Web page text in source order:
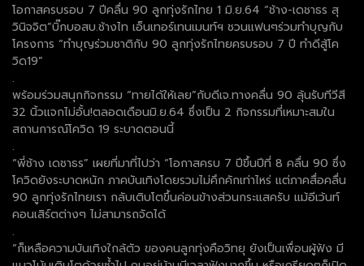
โอกาสครบรอบ 7 ปีคลื่น 90 ลูกทุ่งรักไทย 1 มิ.ย.64 “ช้าง-เดชาธร สุ
วินิจจิต”บิ๊กบอสบ.ช้างไท เอ็นเทอร์เทนเมนท์ฯ ชวนแฟนๆร่วมทำบุญกับ
โครงการ “ทำบุญร่วมชาติกับ 90 ลูกทุ่งรักไทยครบรอบ 7 ปี ทำดีสู้โค
วิด19”
.
พร้อมร่วมสนุกกิจกรรม “ทายได้ให้เลย”กับดีเจ.ทางคลื่น 90 ลุ้นรับทีวีสี
32 นิ้วแจกไม่อั้น!ตลอดเดือนมิ.ย.64 ซึ่งเป็น 2 กิจกรรมที่เหมาะสมใน
สถานการณ์โควิด 19 ระบาดตอนนี้
.
“พี่ช้าง เดชาธร” เผยที่มาที่ไปว่า “โอกาสครบ 7 ปีขึ้นปีที่ 8 คลื่น 90 ซึ่ง
โควิดยังระบาดหนัก ภาคบันเทิงโดยรวมไม่คึกคักเท่าไหร่ แต่ภาคสื่อคลื่น
90 ลูกทุ่งรักไทยเรา กลับเติบโตขึ้นค่อนข้างส่วนกระแสครับ แม้อีเว้นท์
คอนเสิร์ตต่างๆ ไม่สามารถจัดได้
.
“ก็เหลือความบันเทิงใกล้ตัว ของคนลูกทุ่งคือวิทยุ ยังเป็นเพื่อนผู้ฟัง มี